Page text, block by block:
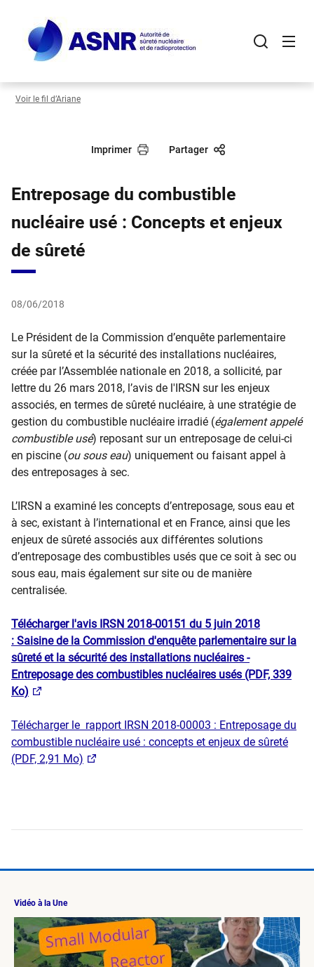
contenu
principal
Voir le fil d’Ariane
Imprimer Partager
Entreposage du combustible
nucléaire usé : Concepts et enjeux
de sûreté
08/06/2018
Le Président de la Commission d’enquête parlementaire
sur la sûreté et la sécurité des installations nucléaires,
créée par l’Assemblée nationale en 2018, a sollicité, par
lettre du 26 mars 2018, l’avis de l'IRSN sur les enjeux
associés, en termes de sûreté nucléaire, à une stratégie de
gestion du combustible nucléaire irradié (également appelé
combustible usé) reposant sur un entreposage de celui-ci
en piscine (ou sous eau) uniquement ou faisant appel à
des entreposages à sec.
L’IRSN a examiné les concepts d’entreposage, sous eau et
à sec, existant à l’international et en France, ainsi que les
enjeux de sûreté associés aux différentes solutions
d’entreposage des combustibles usés que ce soit à sec ou
sous eau, mais également sur site ou de manière
centralisée.
Télécharger l'avis IRSN 2018-00151 du 5 juin 2018
: Saisine de la Commission d'enquête parlementaire sur la
sûreté et la sécurité des installations nucléaires -
Entreposage des combustibles nucléaires usés (PDF, 339
Ko)
Télécharger le ​ rapport IRSN 2018-00003 : Entreposage du
combustible nucléaire usé : concepts et enjeux de sûreté
(PDF, 2,91 Mo)
Vidéo à la Une